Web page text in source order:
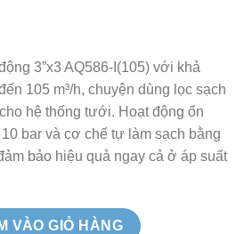
3”x3 AQ586-I(105) với khả
105 m³/h, chuyện dùng lọc sạch
hệ thống tưới. Hoạt động ổn
bar và cơ chế tự làm sạch bằng
bảo hiệu quả ngay cả ở áp suất
3”x3 AQ586-I(105) - Ấn Độ số
VÀO GIỎ HÀNG